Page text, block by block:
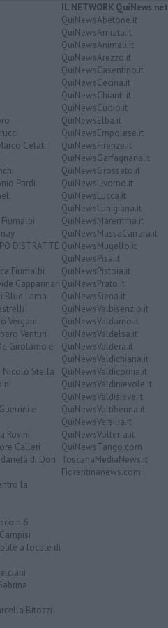
Celati
Pardi
Fiumalbi
DISTRATTE
Fiumalbi
Cappannari
Blue Lama
Vergani
Venturi
Girolamo e
Nicolò Stella
e
Rovini
Calleri
di Don
la
n.6
a locale di
Bitozzi
IL NETWORK QuiNews.net
QuiNewsAbetone.it
QuiNewsAmiata.it
QuiNewsAnimali.it
QuiNewsArezzo.it
QuiNewsCasentino.it
QuiNewsCecina.it
QuiNewsChianti.it
QuiNewsCuoio.it
QuiNewsElba.it
QuiNewsEmpolese.it
QuiNewsFirenze.it
QuiNewsGarfagnana.it
QuiNewsGrosseto.it
QuiNewsLivorno.it
QuiNewsLucca.it
QuiNewsLunigiana.it
QuiNewsMaremma.it
QuiNewsMassaCarrara.it
QuiNewsMugello.it
QuiNewsPisa.it
QuiNewsPistoia.it
QuiNewsPrato.it
QuiNewsSiena.it
QuiNewsValbisenzio.it
QuiNewsValdarno.it
QuiNewsValdelsa.it
QuiNewsValdera.it
QuiNewsValdichiana.it
QuiNewsValdicornia.it
QuiNewsValdinievole.it
QuiNewsValdisieve.it
QuiNewsValtiberina.it
QuiNewsVersilia.it
QuiNewsVolterra.it
QuiNewsTango.com
ToscanaMediaNews.it
Fiorentinanews.com